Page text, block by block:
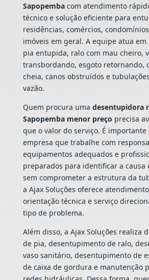
Sapopembacom atendimento
técnico e solução eficiente para
residências, comércios,
imóveis em geral. A equipe atua
pia entupida, ralo com mau cheiro,
transbordando, esgoto retornando,
cheia, canos obstruídos e
vazão.
Quem procura uma desentupidora
Sapopemba menor preço precisa
que o valor do serviço. É
empresa que trabalhe com
equipamentos adequados e
preparados para identificar a
sem comprometer a estrutura da
a Ajax Soluções oferece
orientação técnica e serviço
tipo de problema.
Além disso, a Ajax Soluções realiza
de pia, desentupimento de ralo,
vaso sanitário, desentupimento de
de caixa de gordura e manutenção